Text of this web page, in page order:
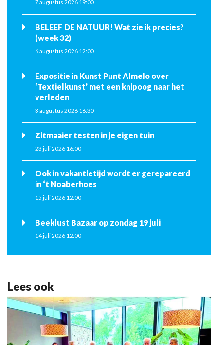
7 augustus 2026 19:00
BELEEF DE NATUUR! Wat zie ik precies?
(week 32)
6 augustus 2026 12:00
Expositie in Kunst Punt Almelo over
‘Textielkunst’ met een knipoog naar het
verleden
3 augustus 2026 16:30
Zitmaaier testen in je eigen tuin
23 juli 2026 16:00
Ook in vakantietijd wordt er gerepareerd
in ‘t Noaberhoes
15 juli 2026 12:00
Beeklust Bazaar op zondag 19 juli
14 juli 2026 12:00
Lees ook